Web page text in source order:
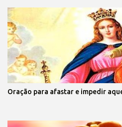
Oração para afastar e impedir